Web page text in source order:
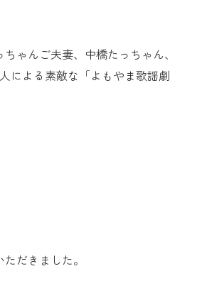
ゃんご夫妻、中橋たっちゃん、
による素敵な「よもやま歌謡劇
だきました。